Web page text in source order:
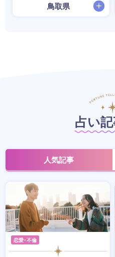
鳥取県
占い
人気記事
恋愛・不倫